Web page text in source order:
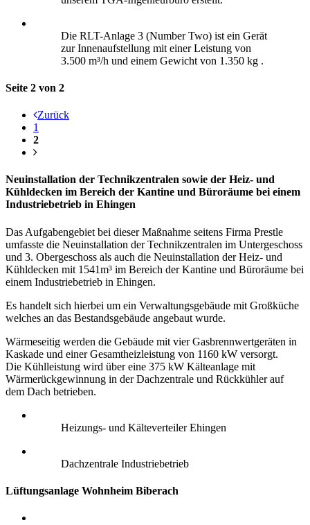
Die RLT-Anlage 3 (Number Two) ist ein Gerät
zur Innenaufstellung mit einer Leistung von
3.500 m³/h und einem Gewicht von 1.350 kg .
Seite 2 von 2
Zurück
1
2
Neuinstallation der Technikzentralen sowie der Heiz- und
Kühldecken im Bereich der Kantine und Büroräume bei einem
Industriebetrieb in Ehingen
Das Aufgabengebiet bei dieser Maßnahme seitens Firma Prestle
umfasste die Neuinstallation der Technikzentralen im Untergeschoss
und 3. Obergeschoss als auch die Neuinstallation der Heiz- und
Kühldecken mit 1541m³ im Bereich der Kantine und Büroräume bei
einem Industriebetrieb in Ehingen.
Es handelt sich hierbei um ein Verwaltungsgebäude mit Großküche
welches an das Bestandsgebäude angebaut wurde.
Wärmeseitig werden die Gebäude mit vier Gasbrennwertgeräten in
Kaskade und einer Gesamtheizleistung von 1160 kW versorgt.
Die Kühlleistung wird über eine 375 kW Kälteanlage mit
Wärmerückgewinnung in der Dachzentrale und Rückkühler auf
dem Dach betrieben.
Heizungs- und Kälteverteiler Ehingen
Dachzentrale Industriebetrieb
Lüftungsanlage Wohnheim Biberach